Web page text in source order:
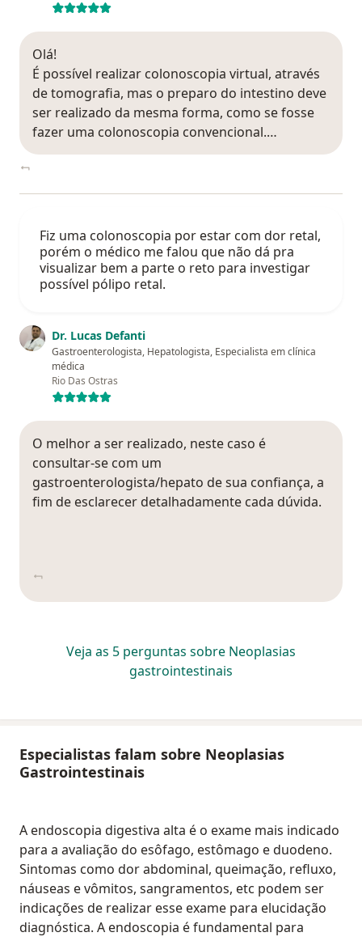
Olá!
É possível realizar colonoscopia virtual, através
de tomografia, mas o preparo do intestino deve
ser realizado da mesma forma, como se fosse
fazer uma colonoscopia convencional.…
Fiz uma colonoscopia por estar com dor retal,
porém o médico me falou que não dá pra
visualizar bem a parte o reto para investigar
possível pólipo retal.
Dr. Lucas Defanti
Gastroenterologista, Hepatologista, Especialista em clínica
médica
Rio Das Ostras
O melhor a ser realizado, neste caso é
consultar-se com um
gastroenterologista/hepato de sua confiança, a
fim de esclarecer detalhadamente cada dúvida.
Veja as 5 perguntas sobre Neoplasias
gastrointestinais
Especialistas falam sobre Neoplasias
Gastrointestinais
A endoscopia digestiva alta é o exame mais indicado
para a avaliação do esôfago, estômago e duodeno.
Sintomas como dor abdominal, queimação, refluxo,
náuseas e vômitos, sangramentos, etc podem ser
indicações de realizar esse exame para elucidação
diagnóstica. A endoscopia é fundamental para